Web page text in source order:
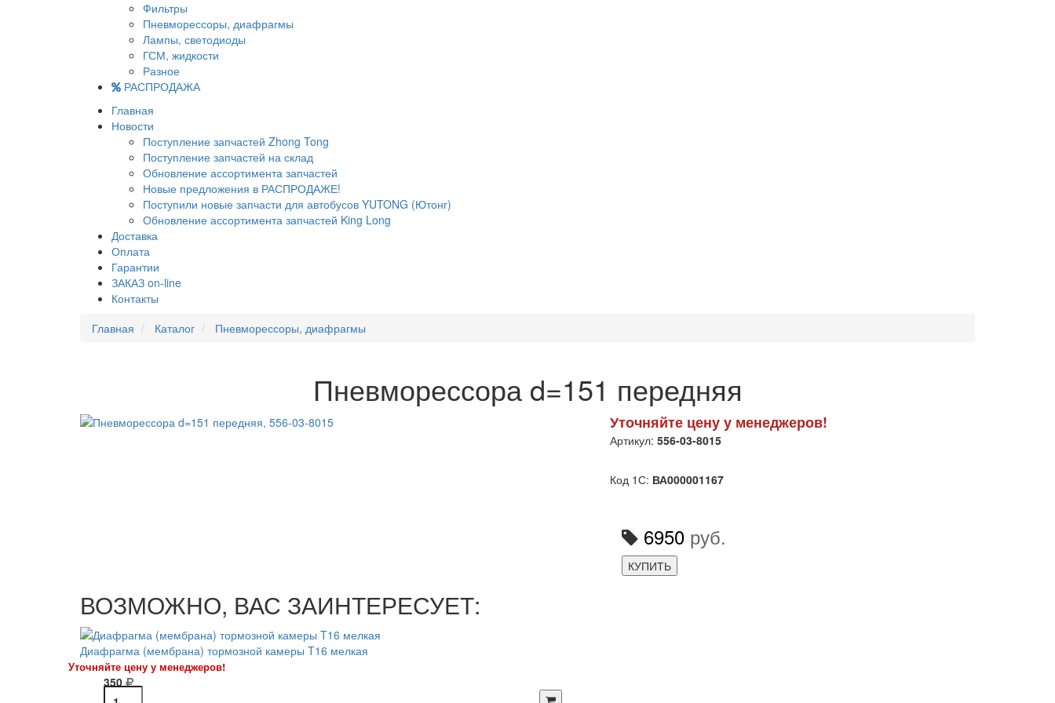
Фильтры
Пневморессоры, диафрагмы
Лампы, светодиоды
ГСМ, жидкости
Разное
РАСПРОДАЖА
Главная
Новости
Поступление запчастей Zhong Tong
Поступление запчастей на склад
Обновление ассортимента запчастей
Новые предложения в РАСПРОДАЖЕ!
Поступили новые запчасти для автобусов YUTONG (Ютонг)
Обновление ассортимента запчастей King Long
Доставка
Оплата
Гарантии
ЗАКАЗ on-line
Контакты
Главная
Каталог Пневморессоры, диафрагмы
Пневморессора d=151 передняя
Уточняйте цену у менеджеров!
Артикул: 556-03-8015
Код 1С: ВА000001167
6950 руб.
КУПИТЬ
ВОЗМОЖНО, ВАС ЗАИНТЕРЕСУЕТ:
Диафрагма (мембрана) тормозной камеры T16 мелкая
Уточняйте цену у менеджеров!
350